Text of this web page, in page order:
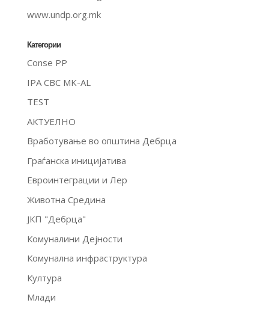
www.undp.org.mk
Категории
Conse PP
IPA CBC MK-AL
TEST
АКТУЕЛНО
Вработување во општина Дебрца
Граѓанска иницијатива
Евроинтеграции и Лер
Животна Средина
ЈКП "Дебрца"
Комуналини Дејности
Комунална инфраструктура
Култура
Млади